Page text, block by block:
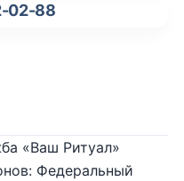
02-88
«Ваш Ритуал»
Федеральный